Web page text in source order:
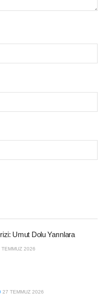
Umut Dolu Yarınlara
TEMMUZ 2026
27 TEMMUZ 2026